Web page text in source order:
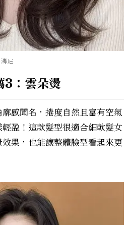
尼
3：雲朵燙
感聞名，捲度自然且富有空氣
盈！這款髮型很適合細軟髮女
果，也能讓整體臉型看起來更